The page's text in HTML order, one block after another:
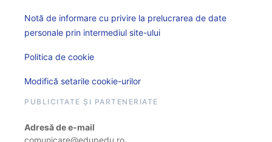
Notă de informare cu privire la prelucrarea de date
personale prin intermediul site-ului
Politica de cookie
Modifică setarile cookie-urilor
PUBLICITATE ȘI PARTENERIATE
Adresă de e-mail
comunicare@edupedu.ro